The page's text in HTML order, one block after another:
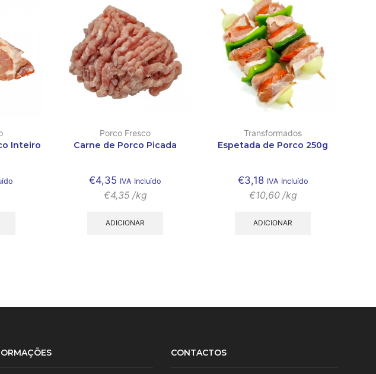
Inteiro
Porco Fresco
Carne de Porco Picada
€4,35 IVA Incluído
€4,35 /kg
ADICIONAR
Transformados
Espetada de Porco 250g
€3,18 IVA Incluído
€10,60 /kg
ADICIONAR
CONTACTOS